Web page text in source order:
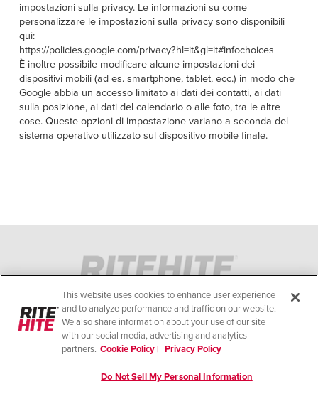
impostazioni sulla privacy. Le informazioni su come
personalizzare le impostazioni sulla privacy sono disponibili
qui:
https://policies.google.com/privacy?hl=it&gl=it#infochoices
È inoltre possibile modificare alcune impostazioni dei
dispositivi mobili (ad es. smartphone, tablet, ecc.) in modo che
Google abbia un accesso limitato ai dati dei contatti, ai dati
sulla posizione, ai dati del calendario o alle foto, tra le altre
cose. Queste opzioni di impostazione variano a seconda del
sistema operativo utilizzato sul dispositivo mobile finale.
INFORMATIVA SUI COOKIE
STANDARD DI CONFORMITÀ
AIUTO
This website uses cookies to enhance user experience
and to analyze performance and traffic on our website.
We also share information about your use of our site
with our social media, advertising and analytics
partners. Cookie Policy | Privacy Policy
Do Not Sell My Personal Information